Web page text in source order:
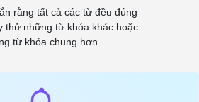
rằng tất cả các từ đều đúng
thử những từ khóa khác hoặc
từ khóa chung hơn.